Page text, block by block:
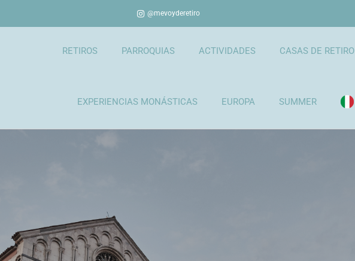
@mevoyderetiro
RETIROS PARROQUIAS ACTIVIDADES CASAS DE RETIRO
EXPERIENCIAS MONÁSTICAS EUROPA SUMMER